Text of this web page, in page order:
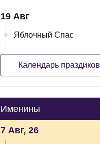
19 Авг
Яблочный Спас
Календарь праздиков
Именины
7 Авг, 26